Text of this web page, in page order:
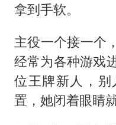
拿到手软。
主役一个接一个
经常为各种游戏
位王牌新人，
置，她闭着眼睛